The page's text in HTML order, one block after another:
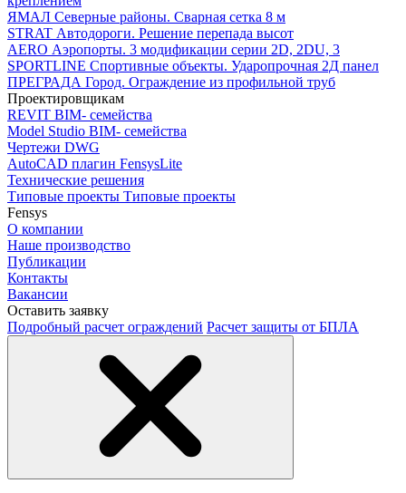
ЯМАЛ Северные районы. Сварная сетка 8 м
STRAT Автодороги. Решение перепада высот
AERO Аэропорты. 3 модификации серии 2D, 2DU, 3
SPORTLINE Спортивные объекты. Ударопрочная 2Д панел
ПРЕГРАДА Город. Ограждение из профильной труб
Проектировщикам
REVIT BIM- семейства
Model Studio BIM- семейства
Чертежи DWG
AutoCAD плагин FensysLite
Технические решения
Типовые проекты Типовые проекты
Fensys
О компании
Наше производство
Публикации
Контакты
Вакансии
Оставить заявку
Подробный расчет ограждений Расчет защиты от БПЛА